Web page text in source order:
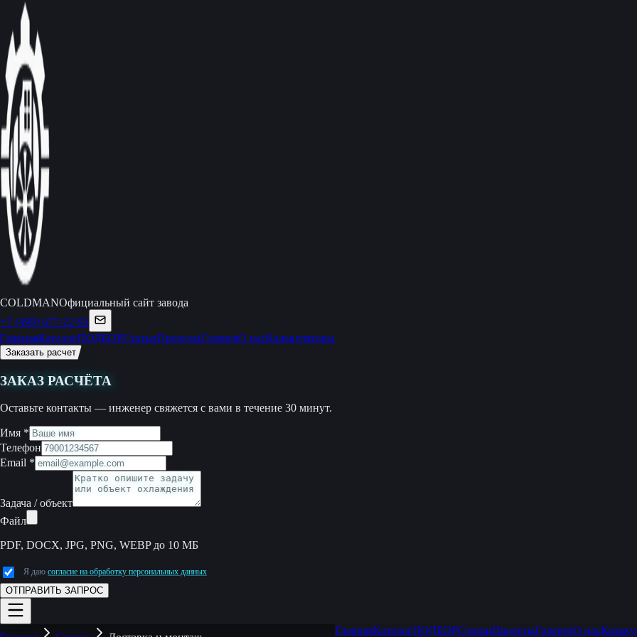
COLDMANОфициальный сайт завода
+7 (499) 677-22-93
ГлавнаяКаталогПОДБОРСтатьиПроектыГалереяО насКалькуляторы
Заказать расчет
ЗАКАЗ РАСЧЁТА
Оставьте контакты — инженер свяжется с вами в течение 30 минут.
Имя *
Телефон
Email *
Задача / объект
Файл
PDF, DOCX, JPG, PNG, WEBP до 10 МБ
Я даю согласие на обработку персональных данных
ОТПРАВИТЬ ЗАПРОС
ГлавнаяКаталогПОДБОРСтатьиПроектыГалереяО нас